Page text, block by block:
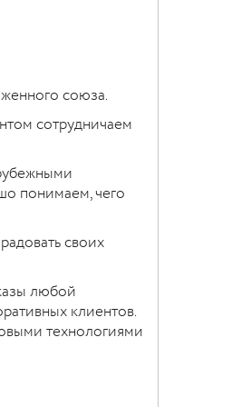
союза.
сотрудничаем
понимаем, чего
своих
любой
клиентов.
технологиями